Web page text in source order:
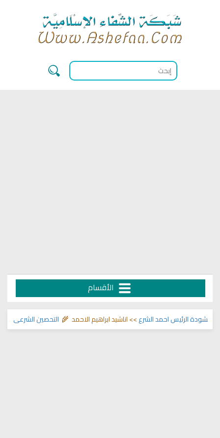
الأقسام
التحصين الشرعي للبيت الرئيس احمد الشرع>> اناشيد ابراهيم الاحمد 🌾